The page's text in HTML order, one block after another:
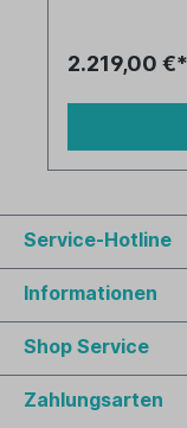
2.219,00 €*
Service-Hotline
Informationen
Shop Service
Zahlungsarten